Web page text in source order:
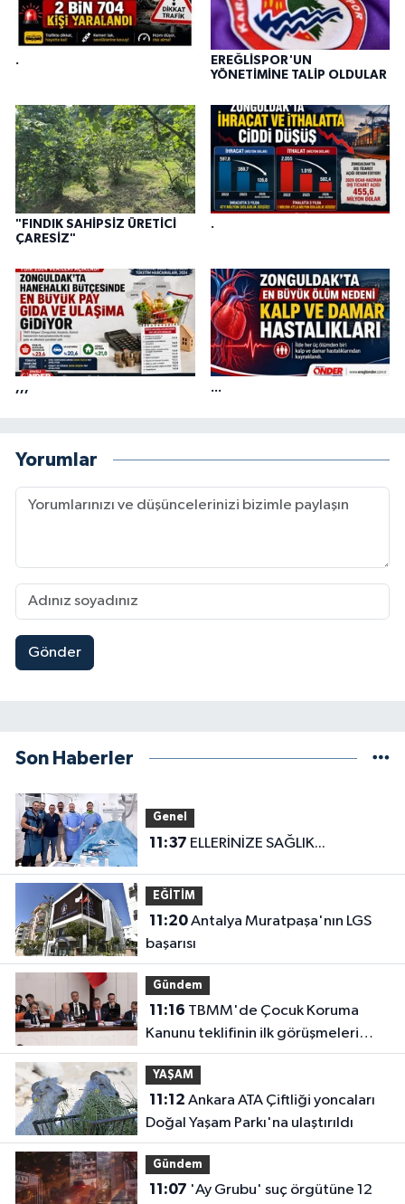
.
EREĞLİSPOR'UN
YÖNETİMİNE TALİP OLDULAR
"FINDIK SAHİPSİZ ÜRETİCİ
ÇARESİZ"
.
,,, ...
Yorumlar
Gönder
Son Haberler
Genel
11:37 ELLERİNİZE SAĞLIK...
EĞİTİM
11:20Antalya Muratpaşa'nın LGS
başarısı
Gündem
11:16
Kanunu teklifinin ilk görüşmeleri
tamamlandı
YAŞAM
11:12
Doğal Yaşam Parkı'na ulaştırıldı
Gündem
11:07